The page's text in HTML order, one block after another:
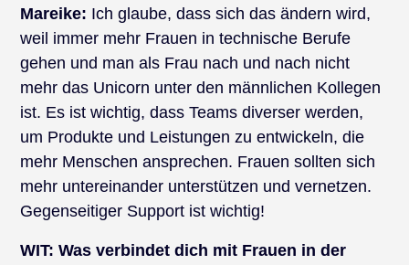
Mareike: Ich glaube, dass sich das ändern wird,
weil immer mehr Frauen in technische Berufe
gehen und man als Frau nach und nach nicht
mehr das Unicorn unter den männlichen Kollegen
ist. Es ist wichtig, dass Teams diverser werden,
um Produkte und Leistungen zu entwickeln, die
mehr Menschen ansprechen. Frauen sollten sich
mehr untereinander unterstützen und vernetzen.
Gegenseitiger Support ist wichtig!
WIT: Was verbindet dich mit Frauen in der